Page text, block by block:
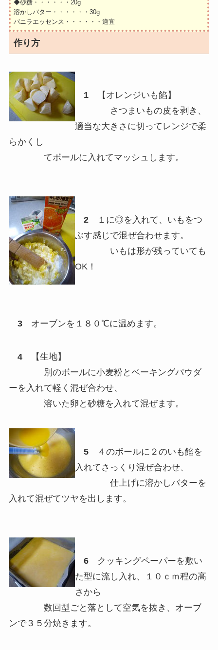
◆砂糖・・・・・・20g
溶かしバター・・・・・・30g
バニラエッセンス・・・・・・適宜
作り方
1【オレンジいも餡】
さつまいもの皮を剥き、
適当な大きさに切ってレンジで柔
らかくし
てボールに入れてマッシュします。
2１に◎を入れて、いもをつ
ぶす感じで混ぜ合わせます。
いもは形が残っていても
OK！
3オーブンを１８０℃に温めます。
4【生地】
別のボールに小麦粉とベーキングパウダ
ーを入れて軽く混ぜ合わせ、
溶いた卵と砂糖を入れて混ぜます。
5４のボールに２のいも餡を
入れてさっくり混ぜ合わせ、
仕上げに溶かしバターを
入れて混ぜてツヤを出します。
6クッキングペーパーを敷い
た型に流し入れ、１０ｃｍ程の高
さから
数回型ごと落として空気を抜き、オーブ
ンで３５分焼きます。